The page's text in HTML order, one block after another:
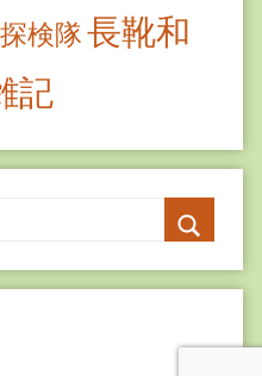
検隊長靴和
記